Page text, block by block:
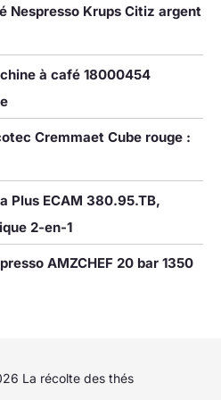
Nespresso Krups Citiz argent
à café 18000454
Cremmaet Cube rouge :
Plus ECAM 380.95.TB,
2-en-1
AMZCHEF 20 bar 1350
La récolte des thés